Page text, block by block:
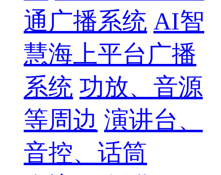
通广播系统 AI智
慧海上平台广播
系统 功放、音源
等周边 演讲台、
音控、话筒